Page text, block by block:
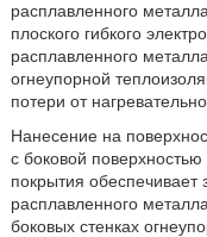
расплавленного
плоского гибкого
расплавленного
огнеупорной
потери от
Нанесение на
с боковой
покрытия обеспечивает
расплавленного
боковых стенках